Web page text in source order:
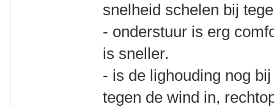
snelheid schelen bij
- onderstuur is erg
is sneller.
- is de lighouding nog
tegen de wind in,